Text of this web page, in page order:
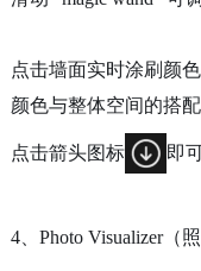
点击墙面实时涂刷颜
颜色与整体空间的搭配
点击箭头图标 即
4、Photo Visualizer（